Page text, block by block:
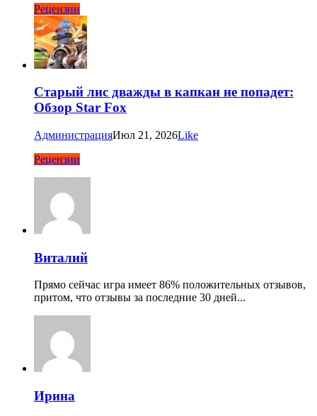
Рецензии
Старый лис дважды в капкан не попадет:
Обзор Star Fox
АдминистрацияИюл 21, 2026Like
Рецензии
Виталий
Прямо сейчас игра имеет 86% положительных отзывов,
притом, что отзывы за последние 30 дней...
Ирина